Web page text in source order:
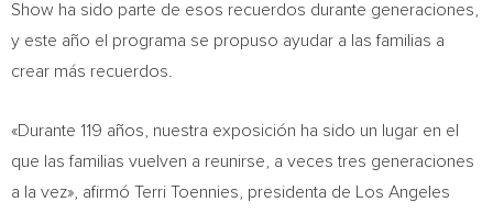
Show ha sido parte de esos recuerdos durante generaciones,
y este año el programa se propuso ayudar a las familias a
crear más recuerdos.
«Durante 119 años, nuestra exposición ha sido un lugar en el
que las familias vuelven a reunirse, a veces tres generaciones
a la vez», afirmó Terri Toennies, presidenta de Los Angeles